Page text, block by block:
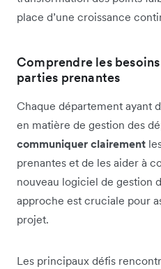
place d’une croissance
Comprendre les
parties prenantes
Chaque département ayant
en matière de gestion des
communiquer clairement
prenantes et de les aider à
nouveau logiciel de gestion
approche est cruciale pour
projet.
Les principaux défis